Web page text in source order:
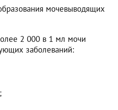
мочевыводящих
2 000 в 1 мл мочи
заболеваний: